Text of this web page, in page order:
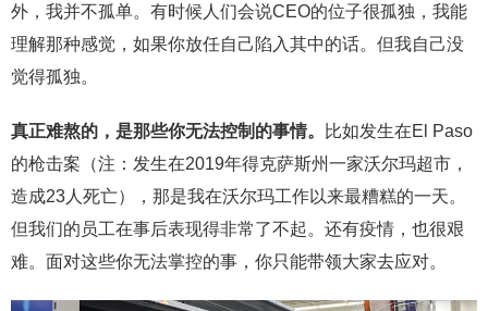
外，我并不孤单。有时候人们会说CEO的位子很孤独，我能
理解那种感觉，如果你放任自己陷入其中的话。但我自己没
觉得孤独。
真正难熬的，是那些你无法控制的事情。
比如发生在El Paso
的枪击案（注：发生在2019年得克萨斯州一家沃尔玛超市，
造成23人死亡），那是我在沃尔玛工作以来最糟糕的一天。
但我们的员工在事后表现得非常了不起。还有疫情，也很艰
难。面对这些你无法掌控的事，你只能带领大家去应对。